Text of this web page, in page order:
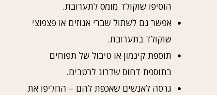
הוסיפו שוקולד מומס לתערובת.
אפשר גם לשתול שברי אגוזים או פצפוצי
שוקולד בתערובת.
תוספת קינמון או טיבול של תפוחים
בתוספת דחוס שדרוג לרטבים.
גרסה לאנשים שאכפת להם – החליפו את